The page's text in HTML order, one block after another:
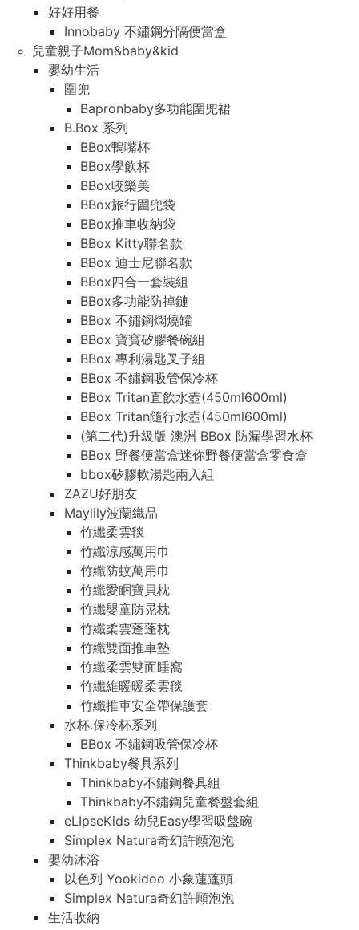
好好用餐
Innobaby 不鏽鋼分隔便當盒
兒童親子Mom&baby&kid
嬰幼生活
圍兜
Bapronbaby多功能圍兜裙
B.Box 系列
BBox鴨嘴杯
BBox學飲杯
BBox咬樂美
BBox旅行圍兜袋
BBox推車收納袋
BBox Kitty聯名款
BBox 迪士尼聯名款
BBox四合一套裝組
BBox多功能防掉鏈
BBox 不鏽鋼燜燒罐
BBox 寶寶矽膠餐碗組
BBox 專利湯匙叉子組
BBox 不鏽鋼吸管保冷杯
BBox Tritan直飲水壺(450ml600ml)
BBox Tritan隨行水壺(450ml600ml)
(第二代)升級版 澳洲 BBox 防漏學習水杯
BBox 野餐便當盒迷你野餐便當盒零食盒
bbox矽膠軟湯匙兩入組
ZAZU好朋友
Maylily波蘭織品
竹纖柔雲毯
竹纖涼感萬用巾
竹纖防蚊萬用巾
竹纖愛睏寶貝枕
竹纖嬰童防晃枕
竹纖柔雲蓬蓬枕
竹纖雙面推車墊
竹纖柔雲雙面睡窩
竹纖維暖暖柔雲毯
竹纖推車安全帶保護套
水杯.保冷杯系列
BBox 不鏽鋼吸管保冷杯
Thinkbaby餐具系列
Thinkbaby不鏽鋼餐具組
Thinkbaby不鏽鋼兒童餐盤套組
eLIpseKids 幼兒Easy學習吸盤碗
Simplex Natura奇幻許願泡泡
嬰幼沐浴
以色列 Yookidoo 小象蓮蓬頭
Simplex Natura奇幻許願泡泡
生活收納